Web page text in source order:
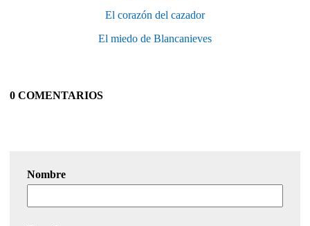
El corazón del cazador
El miedo de Blancanieves
0 COMENTARIOS
Nombre